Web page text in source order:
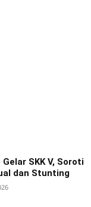
SKK V, Soroti
dan Stunting